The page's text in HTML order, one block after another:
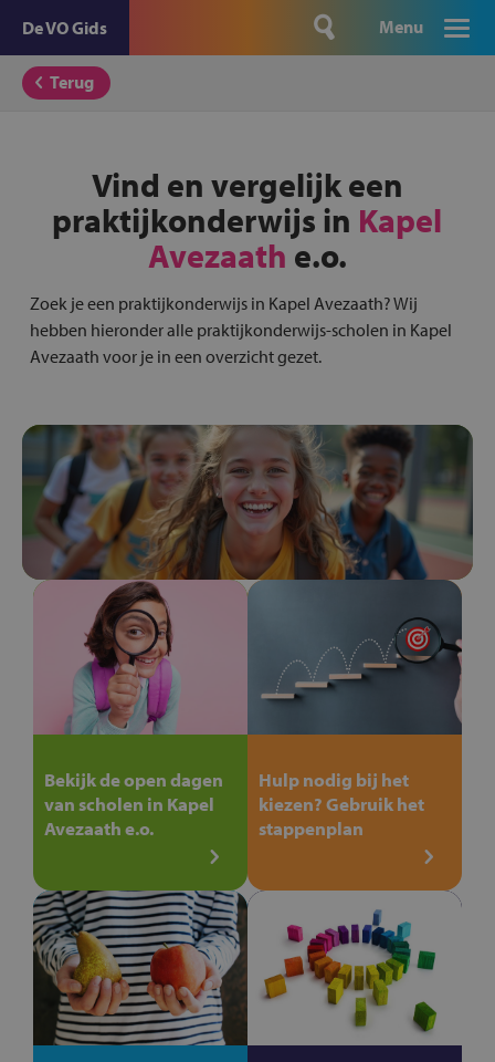
De VO Gids Menu
Terug
Vind en vergelijk een
praktijkonderwijs in Kapel
Avezaath e.o.
Zoek je een praktijkonderwijs in Kapel Avezaath? Wij
hebben hieronder alle praktijkonderwijs-scholen in Kapel
Avezaath voor je in een overzicht gezet.
Bekijk de open dagen
van scholen in Kapel
Avezaath e.o.
Hulp nodig bij het
kiezen? Gebruik het
stappenplan